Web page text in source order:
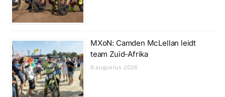
MXoN: Camden McLellan leidt
team Zuid-Afrika
6 augustus 2026